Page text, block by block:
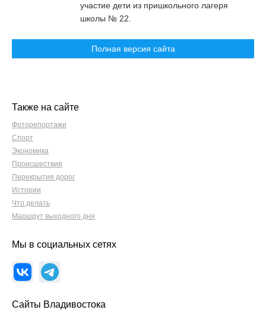
участие дети из пришкольного лагеря
школы № 22.
Полная версия сайта
Также на сайте
Фоторепортажи
Спорт
Экономика
Происшествия
Перекрытия дорог
Истории
Что делать
Маршрут выходного дня
Мы в социальных сетях
Сайты Владивостока